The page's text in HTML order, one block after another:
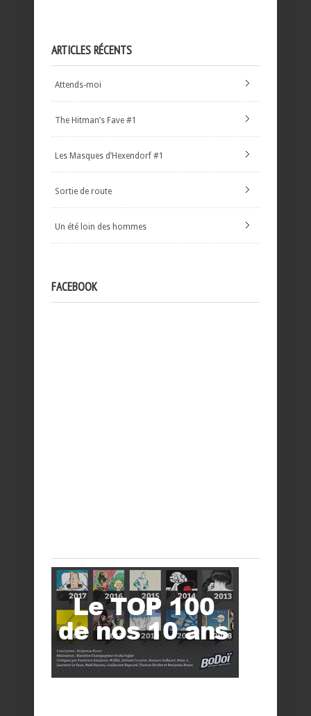
ARTICLES RÉCENTS
Attends-moi
The Hitman’s Fave #1
Les Masques d’Hexendorf #1
Sortie de route
Un été loin des hommes
FACEBOOK